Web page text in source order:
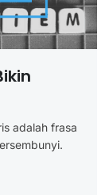
adalah frasa